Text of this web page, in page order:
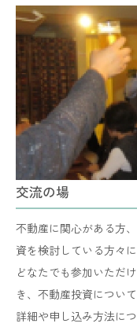
交流の場
不動産に関心がある方
資を検討している方々に
どなたでも参加いただ
き、不動産投資につい
詳細や申し込み方法に